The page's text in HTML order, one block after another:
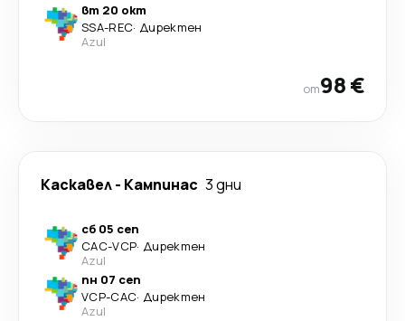
вт 20 окт
SSA-REC· Директен
Azul
от98 €
Каскавел- Кампинас 3 дни
сб 05 сеп
CAC-VCP· Директен
Azul
пн 07 сеп
VCP-CAC· Директен
Azul